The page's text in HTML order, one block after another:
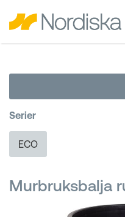
Laga & Förvara
Förvaring
Serier
ECO
Murbruksbalja